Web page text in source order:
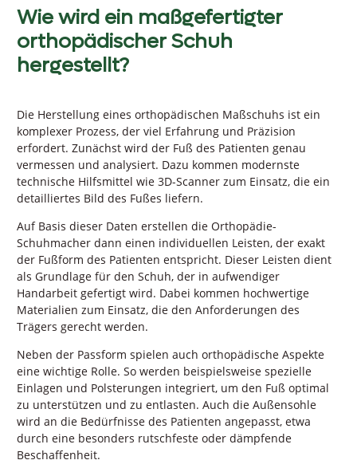
Wie wird ein maßgefertigter
orthopädischer Schuh
hergestellt?
Die Herstellung eines orthopädischen Maßschuhs ist ein
komplexer Prozess, der viel Erfahrung und Präzision
erfordert. Zunächst wird der Fuß des Patienten genau
vermessen und analysiert. Dazu kommen modernste
technische Hilfsmittel wie 3D-Scanner zum Einsatz, die ein
detailliertes Bild des Fußes liefern.
Auf Basis dieser Daten erstellen die Orthopädie-
Schuhmacher dann einen individuellen Leisten, der exakt
der Fußform des Patienten entspricht. Dieser Leisten dient
als Grundlage für den Schuh, der in aufwendiger
Handarbeit gefertigt wird. Dabei kommen hochwertige
Materialien zum Einsatz, die den Anforderungen des
Trägers gerecht werden.
Neben der Passform spielen auch orthopädische Aspekte
eine wichtige Rolle. So werden beispielsweise spezielle
Einlagen und Polsterungen integriert, um den Fuß optimal
zu unterstützen und zu entlasten. Auch die Außensohle
wird an die Bedürfnisse des Patienten angepasst, etwa
durch eine besonders rutschfeste oder dämpfende
Beschaffenheit.